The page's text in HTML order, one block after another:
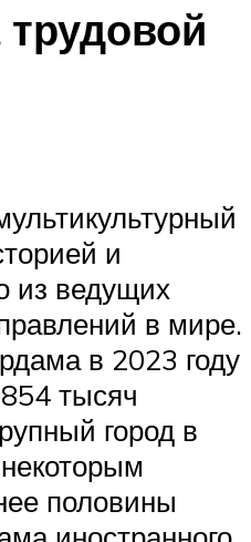
и
из ведущих
в мире.
в 2023 году
тысяч
город в
половины